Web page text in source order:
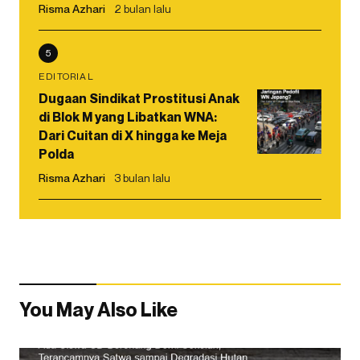
Risma Azhari 2 bulan lalu
5
EDITORIAL
Dugaan Sindikat Prostitusi Anak
di Blok M yang Libatkan WNA:
Dari Cuitan di X hingga ke Meja
Polda
Risma Azhari 3 bulan lalu
You May Also Like